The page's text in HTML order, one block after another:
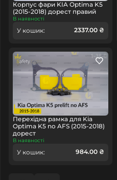
Корпус фари KIA Optima K5
(2015-2018) дорест правий
В наявності
У кошик: 2337.00 ₴
Перехідна рамка для Kia
Optima K5 no AFS (2015-2018)
дорест
В наявності
У кошик: 984.00 ₴